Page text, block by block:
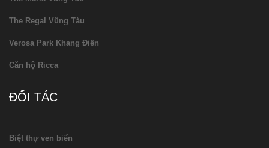
The Regal Vũng Tàu
Verosa Park Khang Điền
Căn hộ Ricca
ĐỐI TÁC
Biệt thự ven biển